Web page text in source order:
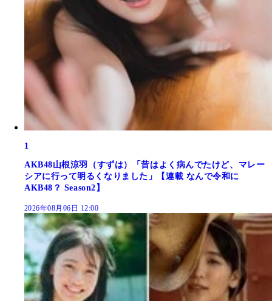
1
AKB48山根涼羽（すずは）「昔はよく病んでたけど、マレー
シアに行って明るくなりました」【連載 なんで令和に
AKB48？ Season2】
2026年08月06日 12:00